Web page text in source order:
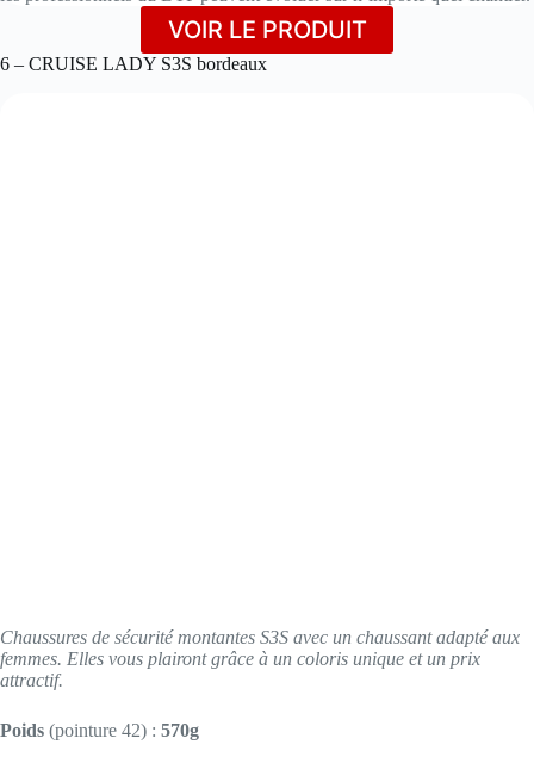
VOIR LE PRODUIT
6 – CRUISE LADY S3S bordeaux
Chaussures de sécurité montantes S3S avec un chaussant adapté aux
femmes. Elles vous plairont grâce à un coloris unique et un prix
attractif.
Poids (pointure 42) : 570g